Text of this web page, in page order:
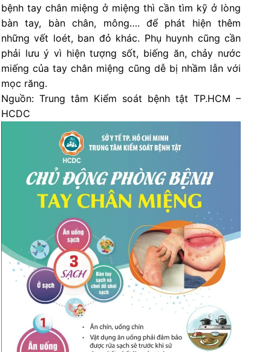
bệnh tay chân miệng ở miệng thì cần tìm kỹ ở lòng
bàn tay, bàn chân, mông…. để phát hiện thêm
những vết loét, ban đỏ khác. Phụ huynh cũng cần
phải lưu ý vì hiện tượng sốt, biếng ăn, chảy nước
miếng của tay chân miệng cũng dễ bị nhầm lẫn với
mọc răng.
Nguồn: Trung tâm Kiểm soát bệnh tật TP.HCM –
HCDC